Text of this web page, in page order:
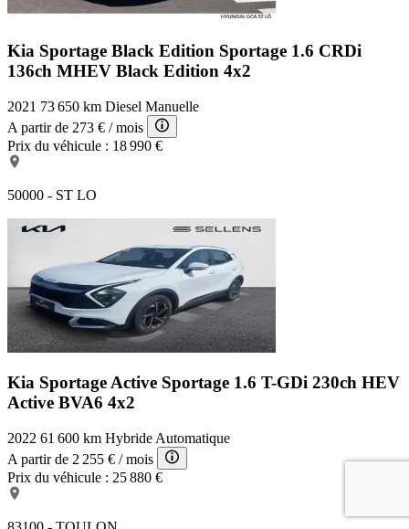
Kia Sportage Black Edition Sportage 1.6 CRDi
136ch MHEV Black Edition 4x2
2021 73 650 km Diesel Manuelle
A partir de 273 € / mois
Prix du véhicule : 18 990 €
50000 - ST LO
Kia Sportage Active Sportage 1.6 T-GDi 230ch HEV
Active BVA6 4x2
2022 61 600 km Hybride Automatique
A partir de 2 255 € / mois
Prix du véhicule : 25 880 €